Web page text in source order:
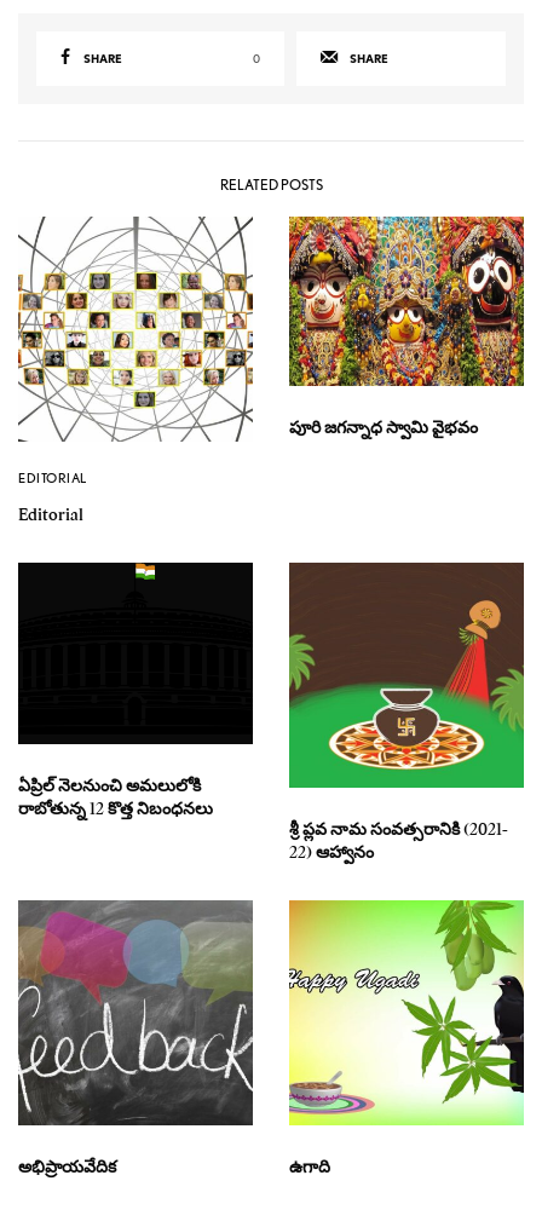
SHARE 0 SHARE
RELATED POSTS
EDITORIAL
Editorial
పూరి జగన్నాధ స్వామి వైభవం
ఏప్రిల్ నెలనుంచి అమలులోకి
రాబోతున్న 12 కొత్త నిబంధనలు
శ్రీ ప్లవ నామ సంవత్సరానికి (2021-
22) ఆహ్వానం
అభిప్రాయవేదిక ఉగాది